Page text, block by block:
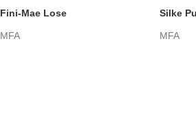
Fini-Mae Lose
MFA
Silke
MFA